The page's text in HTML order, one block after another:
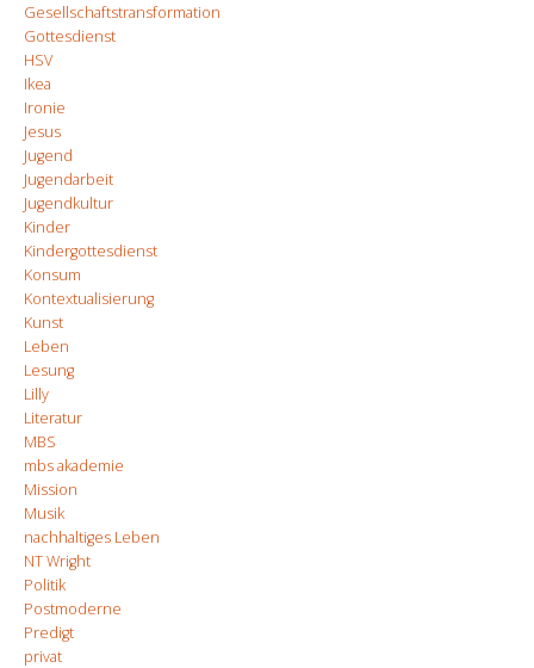
Gesellschaftstransformation
Gottesdienst
HSV
Ikea
Ironie
Jesus
Jugend
Jugendarbeit
Jugendkultur
Kinder
Kindergottesdienst
Konsum
Kontextualisierung
Kunst
Leben
Lesung
Lilly
Literatur
MBS
mbs akademie
Mission
Musik
nachhaltiges Leben
NT Wright
Politik
Postmoderne
Predigt
privat